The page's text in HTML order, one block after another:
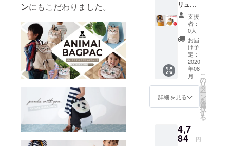
ンにもこだわりました。
リュッ
ク：豆
柴 カ
ラー：
(本体)マ
スター
ド、(中
生地)黄
支援
者：
0人
お届
け予
定：
2020
年08
月
詳細を見る
こ
の
リ
タ
ー
ン
を
選
択
す
る
4,7
84 円